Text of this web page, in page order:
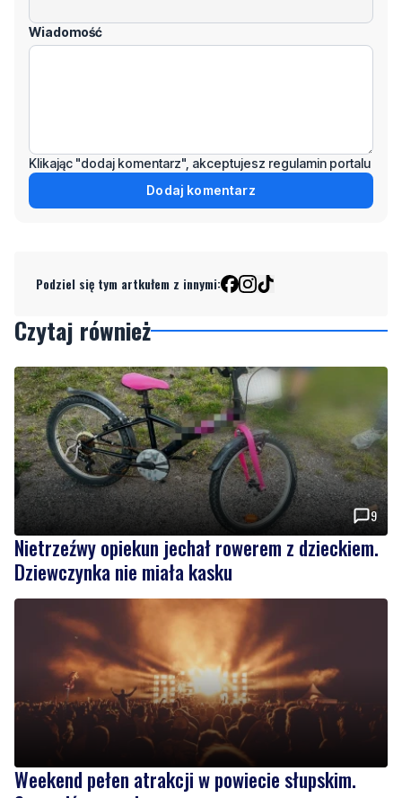
9
Nietrzeźwy opiekun jechał rowerem z dzieckiem.
Dziewczynka nie miała kasku
Weekend pełen atrakcji w powiecie słupskim.
Sprawdź, co zaplanowano